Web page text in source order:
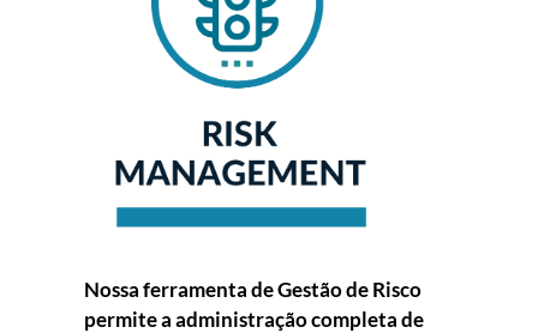
Nossa ferramenta de Gestão de Risco
permite a administração completa de